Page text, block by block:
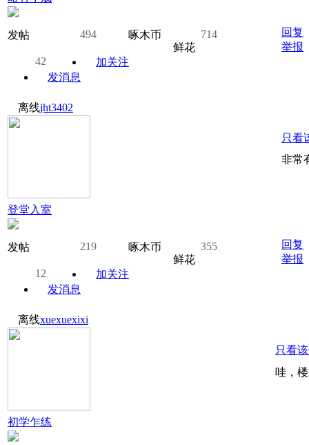
发帖 494 啄木币
714
鲜花
42
加关注
发消息
回复
举报
离线jht3402
登堂入室
发帖 219 啄木币
355
鲜花
12
加关注
发消息
只看
非常
回复
举报
离线xuexuexixi
初学乍练
只看
哇，